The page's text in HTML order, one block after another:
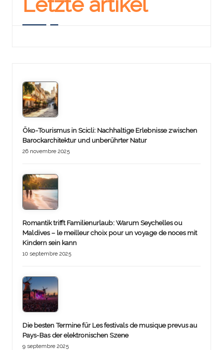
Öko-Tourismus in Scicli: Nachhaltige Erlebnisse zwischen
Barockarchitektur und unberührter Natur
26 novembre 2025
Romantik trifft Familienurlaub: Warum Seychelles ou
Maldives – le meilleur choix pour un voyage de noces mit
Kindern sein kann
10 septembre 2025
Die besten Termine für Les festivals de musique prevus au
Pays-Bas der elektronischen Szene
9 septembre 2025